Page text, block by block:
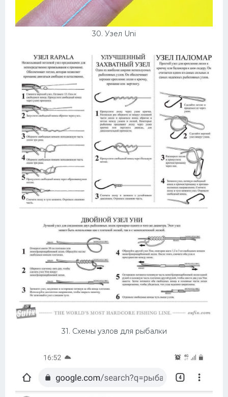
30. Узел Uni
31. Схемы узлов для рыбалки